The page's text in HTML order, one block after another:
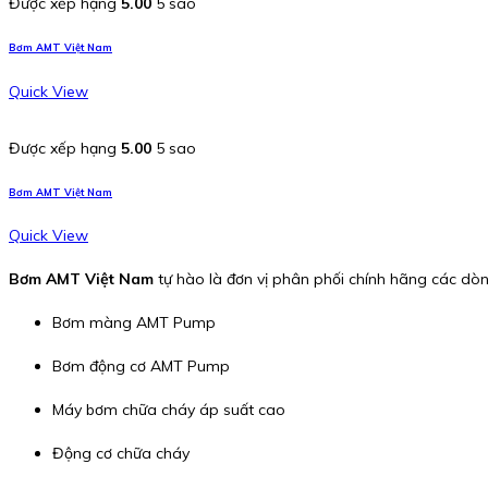
Bơm AMT Việt Nam
Quick View
Được xếp hạng 5.00 5 sao
Bơm AMT Việt Nam
Quick View
Bơm AMT Việt Nam tự hào là đơn vị phân phối chính hãng các
Bơm màng AMT Pump
Bơm động cơ AMT Pump
Máy bơm chữa cháy áp suất cao
Động cơ chữa cháy